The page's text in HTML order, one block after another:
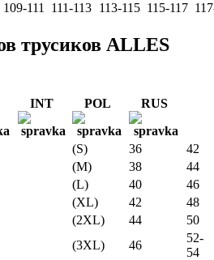
109-111 111-113 113-115 115-117
трусиков ALLES
INT POL RUS
(S) 36
42
(M) 38
44
(L) 40
46
(XL) 42
48
(2XL) 44
50
(3XL) 46
52-
54